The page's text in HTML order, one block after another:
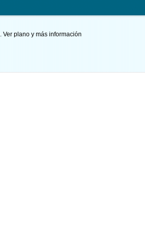
Ver plano y más información